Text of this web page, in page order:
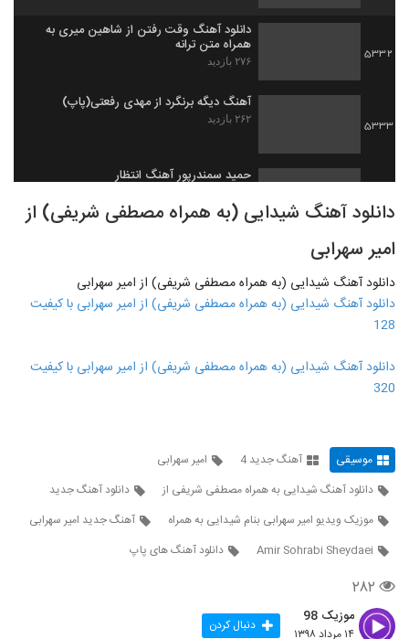
5332
دانلود آهنگ وقت رفتن از شاهین میری به
همراه متن ترانه
۲۷۶ بازدید
5333
آهنگ دیگه برنگرد از مهدی رفعتی(پاپ)
۲۶۲ بازدید
حمید سمندرپور آهنگ انتظار
5338
احسان قربان زاده آهنگ تو که نباشى
۲۶۰ بازدید
5340
دانلود آهنگ دوست دارم از آرش بهمنش
۲۵۱ بازدید
دانلود آهنگ شیدایی (به همراه مصطفی شریفی) از
امیر سهرابی
دانلود آهنگ شیدایی (به همراه مصطفی شریفی) از امیر سهرابی
دانلود آهنگ شیدایی (به همراه مصطفی شریفی) از امیر سهرابی با کیفیت
128
دانلود آهنگ شیدایی (به همراه مصطفی شریفی) از امیر سهرابی با کیفیت
320
موسیقی آهنگ جدید 4
امیر سهرابی
دانلود آهنگ شیدایی به همراه مصطفی شریفی از
دانلود آهنگ جدید
موزیک ویدیو امیر سهرابی بنام شیدایی به همراه
آهنگ جدید امیر سهرابی
Amir Sohrabi Sheydaei
دانلود آهنگ های پاپ
۲۸۲
موزیک 98
۱۴ مرداد ۱۳۹۸ دنبال کردن